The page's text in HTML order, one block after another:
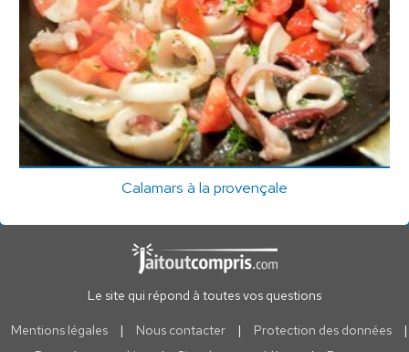
Calamars à la provençale
Le site qui répond à toutes vos questions
Mentions légales | Nous contacter | Protection des données
|